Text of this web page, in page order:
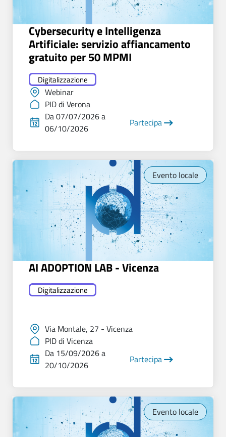
Cybersecurity e Intelligenza
Artificiale: servizio affiancamento
gratuito per 50 MPMI
Digitalizzazione
Webinar
PID di Verona
Da 07/07/2026 a
06/10/2026
Partecipa
Evento locale
AI ADOPTION LAB - Vicenza
Digitalizzazione
Via Montale, 27 - Vicenza
PID di Vicenza
Da 15/09/2026 a
20/10/2026
Partecipa
Evento locale